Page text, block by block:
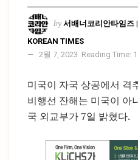
by 서배너코리안타임즈
KOREAN TIMES
2월 7, 2023 Reading Time:
미국이 자국 상공에서
비행선 잔해는 미국이 아
국 외교부가 7일 밝혔다.